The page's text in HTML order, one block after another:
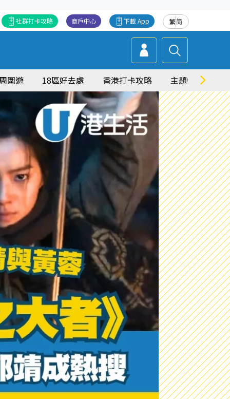
繁简
下載 App
商戶中心
社群打卡攻略
圍遊 18區好去處 香港打卡攻略 主題特集